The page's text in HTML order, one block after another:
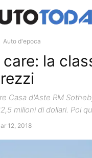
Auto d'epoca
la
Casa d'Aste RM
milioni di dollari. Poi
12, 2018